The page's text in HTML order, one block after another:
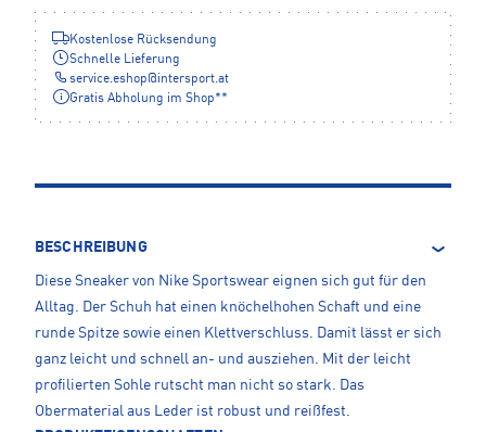
Kostenlose Rücksendung
Schnelle Lieferung
service.eshop@ intersport.at
Gratis Abholung im Shop**
BESCHREIBUNG
Diese Sneaker von Nike Sportswear eignen sich gut für den
Alltag. Der Schuh hat einen knöchelhohen Schaft und eine
runde Spitze sowie einen Klettverschluss. Damit lässt er sich
ganz leicht und schnell an- und ausziehen. Mit der leicht
profilierten Sohle rutscht man nicht so stark. Das
Obermaterial aus Leder ist robust und reißfest.